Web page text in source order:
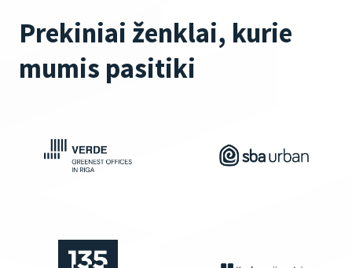
Prekiniai ženklai, kurie
mumis pasitiki